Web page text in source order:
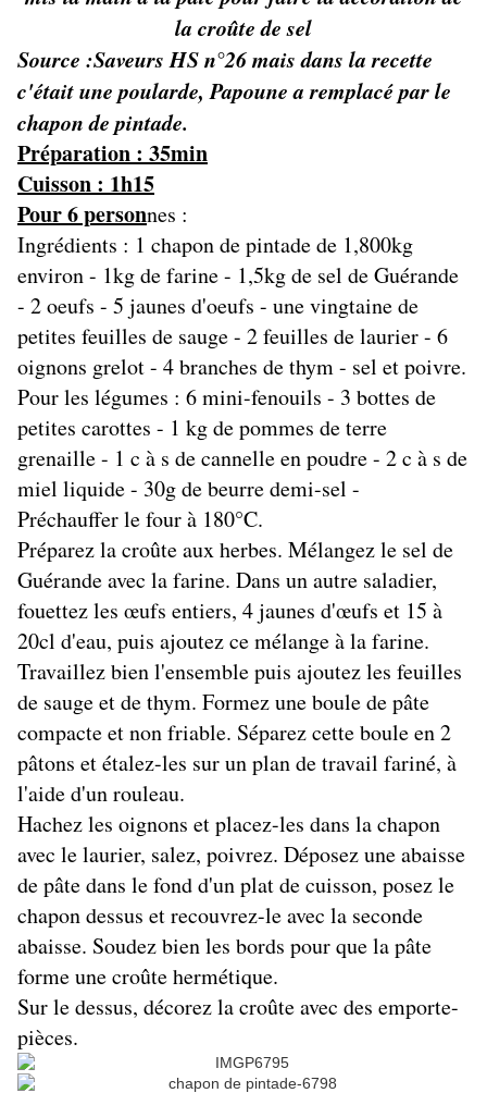
la croûte de sel
Source :Saveurs HS n°26 mais dans la recette
c'était une poularde, Papoune a remplacé par le
chapon de pintade.
Préparation : 35min
Cuisson : 1h15
Pour 6 personnes :
Ingrédients : 1 chapon de pintade de 1,800kg
environ - 1kg de farine - 1,5kg de sel de Guérande
- 2 oeufs - 5 jaunes d'oeufs - une vingtaine de
petites feuilles de sauge - 2 feuilles de laurier - 6
oignons grelot - 4 branches de thym - sel et poivre.
Pour les légumes : 6 mini-fenouils - 3 bottes de
petites carottes - 1 kg de pommes de terre
grenaille - 1 c à s de cannelle en poudre - 2 c à s de
miel liquide - 30g de beurre demi-sel -
Préchauffer le four à 180°C.
Préparez la croûte aux herbes. Mélangez le sel de
Guérande avec la farine. Dans un autre saladier,
fouettez les œufs entiers, 4 jaunes d'œufs et 15 à
20cl d'eau, puis ajoutez ce mélange à la farine.
Travaillez bien l'ensemble puis ajoutez les feuilles
de sauge et de thym. Formez une boule de pâte
compacte et non friable. Séparez cette boule en 2
pâtons et étalez-les sur un plan de travail fariné, à
l'aide d'un rouleau.
Hachez les oignons et placez-les dans la chapon
avec le laurier, salez, poivrez. Déposez une abaisse
de pâte dans le fond d'un plat de cuisson, posez le
chapon dessus et recouvrez-le avec la seconde
abaisse. Soudez bien les bords pour que la pâte
forme une croûte hermétique.
Sur le dessus, décorez la croûte avec des emporte-
pièces.